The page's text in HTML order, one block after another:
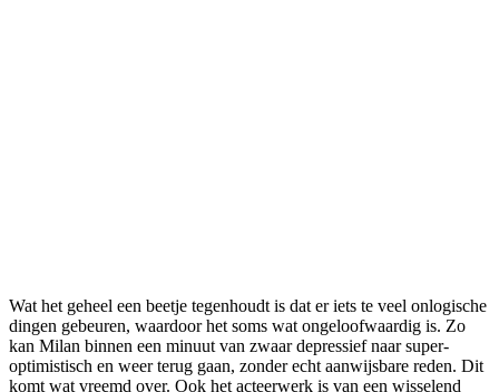
Wat het geheel een beetje tegenhoudt is dat er iets te veel onlogische
dingen gebeuren, waardoor het soms wat ongeloofwaardig is. Zo
kan Milan binnen een minuut van zwaar depressief naar super-
optimistisch en weer terug gaan, zonder echt aanwijsbare reden. Dit
komt wat vreemd over. Ook het acteerwerk is van een wisselend